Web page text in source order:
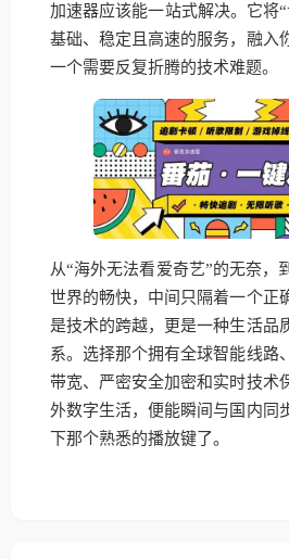
加速器应该能一站式解决。它将
基础、稳定且高速的服务，融入
一个需要反复折腾的技术难题。
从“海外无法看爱奇艺”的无奈，
世界的畅快，中间只隔着一个正
是技术的跨越，更是一种生活品
系。选择那个拥有全球智能线路
带宽、严密安全加密和实时技术
外数字生活，便能瞬间与国内同
下那个熟悉的播放键了。